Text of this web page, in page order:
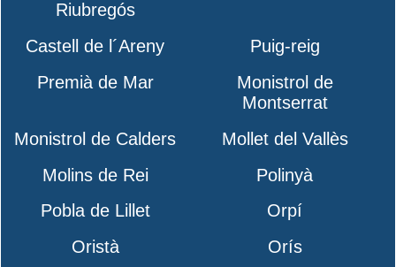
Riubregós
Castell de l´Areny
Puig-reig
Premià de Mar
Monistrol de
Montserrat
Monistrol de Calders
Mollet del Vallès
Molins de Rei
Polinyà
Pobla de Lillet
Orpí
Oristà
Orís